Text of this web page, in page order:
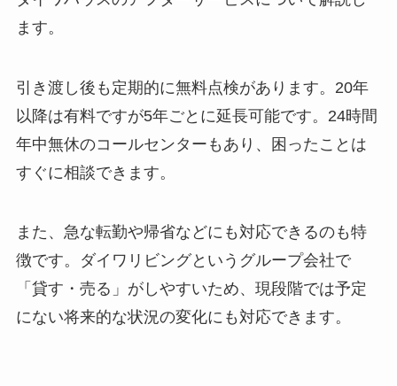
ます。
引き渡し後も定期的に無料点検があります。20年
以降は有料ですが5年ごとに延長可能です。24時間
年中無休のコールセンターもあり、困ったことは
すぐに相談できます。
また、急な転勤や帰省などにも対応できるのも特
徴です。ダイワリビングというグループ会社で
「貸す・売る」がしやすいため、現段階では予定
にない将来的な状況の変化にも対応できます。